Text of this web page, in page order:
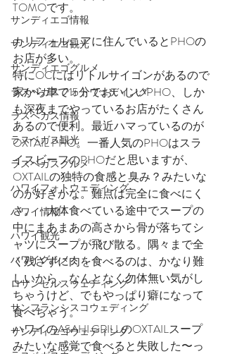
サンディエゴ情報
サンディエゴ観光
サンディエゴグルメ
ラスベガスフォトウェディング
ラスベガス情報
ラスベガス観光
ラスベガスグルメ
ハワイフォトウェディング
ハワイ情報
ハワイ観光
ハワイグルメ
ロサンゼルスウェディング
サンフランシスコウェディング
サンディエゴウェディング
TOMOです。
カリフォルニアに住んでいるとPHOの
お店が多い。
特にOCにはリトルサイゴンがあるので
家から車で15分でおいしいPHO、しか
も深夜までやっているお店がたくさん
あるので便利。最近ハマっているのが
OXTAIL PHO。一番人気のPHOはスラ
イスビーフのPHOだと思いますが、
OXTAILの独特の食感と臭み？みたいな
のが好きかな。難点は完全に食べにく
さ。　大体食べている途中でスープの
中にまあまあの高さから骨が落ちてシ
ャツにスープが飛び散る。隅々まで全
く残さずに肉を食べるのは、かなり難
しいから、なんとなく勿体無い気がし
ちゃうけど、でもやっぱり癖になって
食べちゃう。
ハワイのASAHI GRILLのOXTAILスープ
みたいな感覚で食べると失敗した〜っ